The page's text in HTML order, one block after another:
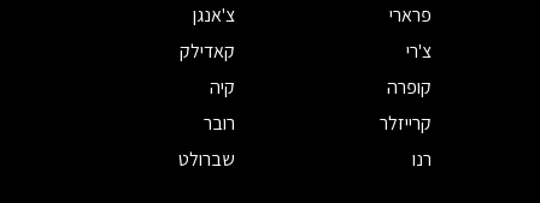
פרארי
צ'אנגן
צ'רי
קאדילק
קופרה
קיה
קרייזלר
רובר
רנו
שברולט